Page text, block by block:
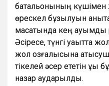
батальонының күшімен
өрескел бұзылуын
мақсатында кең ауқымды
Әсіресе, түнгі уақытта
жол қозғалысына
тікелей әсер ететін
назар аударылды.